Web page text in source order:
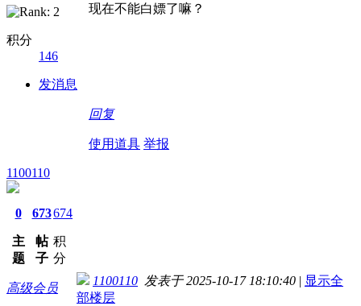
积分
146
发消息
现在不能白嫖了嘛？
回复
使用道具 举报
1100110
0
主
题
673
帖
子
674
积
分
高级会员
1100110 发表于 2025-10-17 18:10:40 | 显示全
部楼层